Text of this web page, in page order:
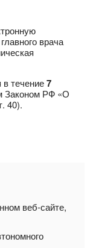
врача
течение7
Законом РФ «О
40).
веб-сайте,